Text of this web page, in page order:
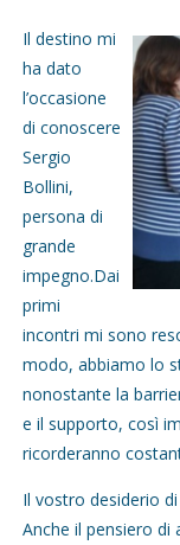
Il destino mi
ha dato
l’occasione
di conoscere
Sergio
Bollini,
persona di
grande
impegno.Dai
primi
incontri mi sono
modo, abbiamo lo
nonostante la
e il supporto, così
ricorderanno
Il vostro desiderio
Anche il pensiero